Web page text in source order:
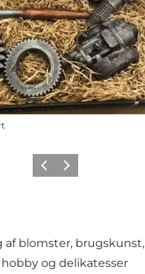
ForrigeNæste
af blomster, brugskunst,
og delikatesser